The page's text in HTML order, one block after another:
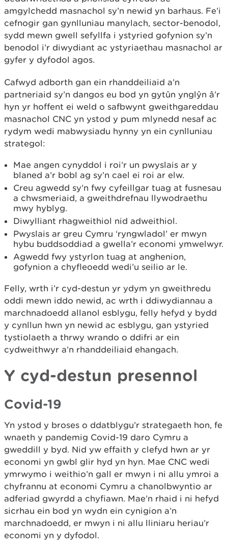
amgylchedd masnachol sy’n newid yn barhaus. Fe’i
cefnogir gan gynlluniau manylach, sector-benodol,
sydd mewn gwell sefyllfa i ystyried gofynion sy’n
benodol i’r diwydiant ac ystyriaethau masnachol ar
gyfer y dyfodol agos.
Cafwyd adborth gan ein rhanddeiliaid a’n
partneriaid sy’n dangos eu bod yn gytûn ynglŷn â’r
hyn yr hoffent ei weld o safbwynt gweithgareddau
masnachol CNC yn ystod y pum mlynedd nesaf ac
rydym wedi mabwysiadu hynny yn ein cynlluniau
strategol:
Mae angen cynyddol i roi’r un pwyslais ar y
blaned a’r bobl ag sy’n cael ei roi ar elw.
Creu agwedd sy’n fwy cyfeillgar tuag at fusnesau
a chwsmeriaid, a gweithdrefnau llywodraethu
mwy hyblyg.
Diwylliant rhagweithiol nid adweithiol.
Pwyslais ar greu Cymru ‘ryngwladol’ er mwyn
hybu buddsoddiad a gwella’r economi ymwelwyr.
Agwedd fwy ystyrlon tuag at anghenion,
gofynion a chyfleoedd wedi’u seilio ar le.
Felly, wrth i’r cyd-destun yr ydym yn gweithredu
oddi mewn iddo newid, ac wrth i ddiwydiannau a
marchnadoedd allanol esblygu, felly hefyd y bydd
y cynllun hwn yn newid ac esblygu, gan ystyried
tystiolaeth a thrwy wrando o ddifri ar ein
cydweithwyr a’n rhanddeiliaid ehangach.
Y cyd-destun presennol
Covid-19
Yn ystod y broses o ddatblygu’r strategaeth hon, fe
wnaeth y pandemig Covid-19 daro Cymru a
gweddill y byd. Nid yw effaith y clefyd hwn ar yr
economi yn gwbl glir hyd yn hyn. Mae CNC wedi
ymrwymo i weithio’n gall er mwyn i ni allu ymroi a
chyfrannu at economi Cymru a chanolbwyntio ar
adferiad gwyrdd a chyfiawn. Mae’n rhaid i ni hefyd
sicrhau ein bod yn wydn ein cynigion a’n
marchnadoedd, er mwyn i ni allu lliniaru heriau’r
economi yn y dyfodol.